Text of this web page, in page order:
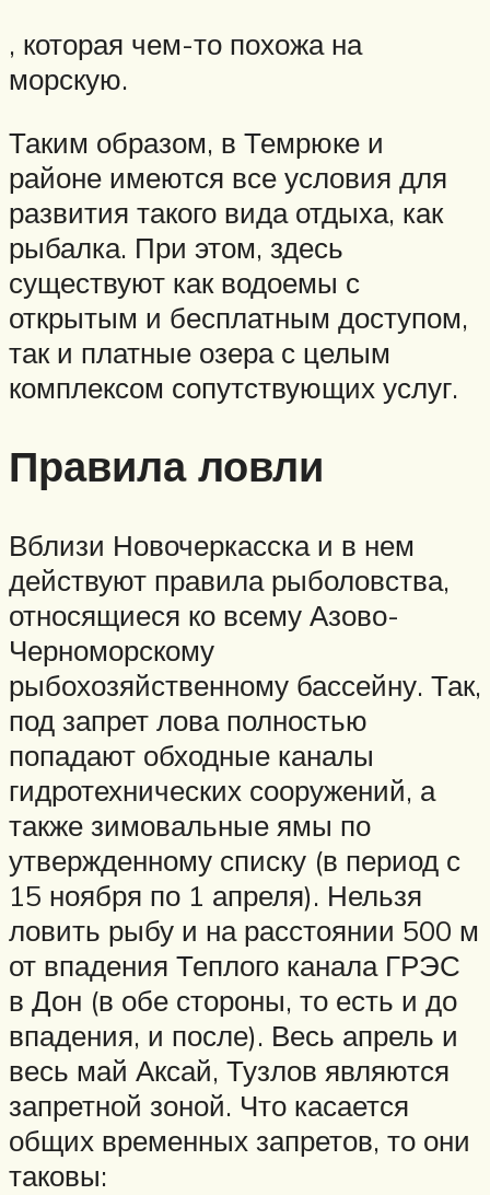
, которая чем-то похожа на
морскую.
Таким образом, в Темрюке и
районе имеются все условия для
развития такого вида отдыха, как
рыбалка. При этом, здесь
существуют как водоемы с
открытым и бесплатным доступом,
так и платные озера с целым
комплексом сопутствующих услуг.
Правила ловли
Вблизи Новочеркасска и в нем
действуют правила рыболовства,
относящиеся ко всему Азово-
Черноморскому
рыбохозяйственному бассейну. Так,
под запрет лова полностью
попадают обходные каналы
гидротехнических сооружений, а
также зимовальные ямы по
утвержденному списку (в период с
15 ноября по 1 апреля). Нельзя
ловить рыбу и на расстоянии 500 м
от впадения Теплого канала ГРЭС
в Дон (в обе стороны, то есть и до
впадения, и после). Весь апрель и
весь май Аксай, Тузлов являются
запретной зоной. Что касается
общих временных запретов, то они
таковы: